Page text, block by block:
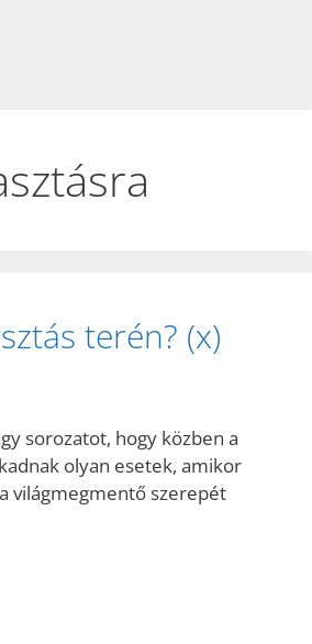
terén? (x)
sorozatot, hogy közben a
olyan esetek, amikor
világmegmentő szerepét